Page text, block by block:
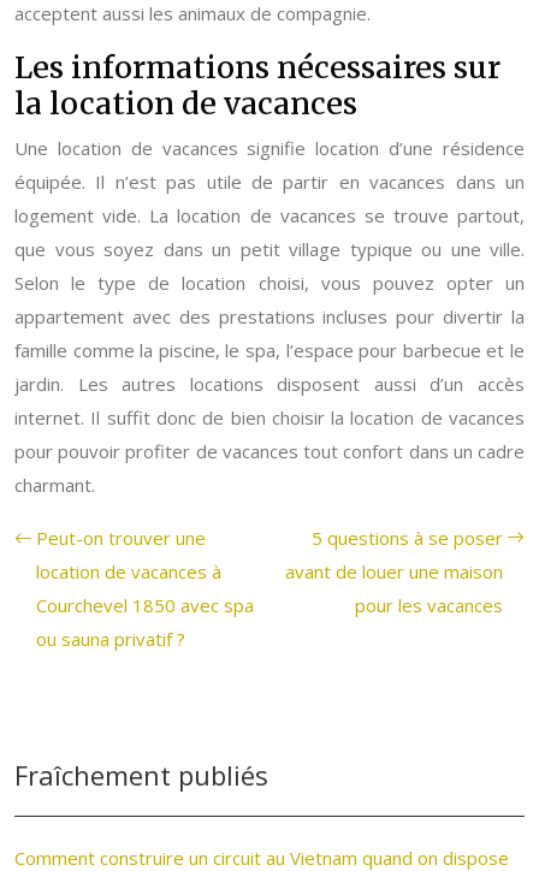
acceptent aussi les animaux de compagnie.
Les informations nécessaires sur
la location de vacances
Une location de vacances signifie location d’une résidence
équipée. Il n’est pas utile de partir en vacances dans un
logement vide. La location de vacances se trouve partout,
que vous soyez dans un petit village typique ou une ville.
Selon le type de location choisi, vous pouvez opter un
appartement avec des prestations incluses pour divertir la
famille comme la piscine, le spa, l’espace pour barbecue et le
jardin. Les autres locations disposent aussi d’un accès
internet. Il suffit donc de bien choisir la location de vacances
pour pouvoir profiter de vacances tout confort dans un cadre
charmant.
Peut-on trouver une
location de vacances à
Courchevel 1850 avec spa
ou sauna privatif ?
5 questions à se poser
avant de louer une maison
pour les vacances
Fraîchement publiés
Comment construire un circuit au Vietnam quand on dispose